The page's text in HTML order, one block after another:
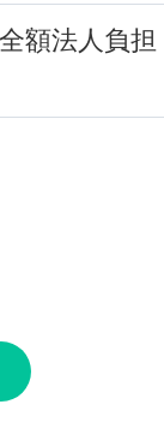
額法人負